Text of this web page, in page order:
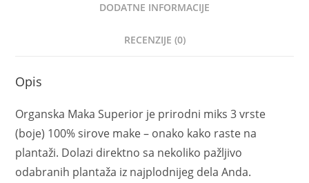
DODATNE INFORMACIJE
RECENZIJE (0)
Opis
Organska Maka Superior je prirodni miks 3 vrste
(boje) 100% sirove make – onako kako raste na
plantaži. Dolazi direktno sa nekoliko pažljivo
odabranih plantaža iz najplodnijeg dela Anda.